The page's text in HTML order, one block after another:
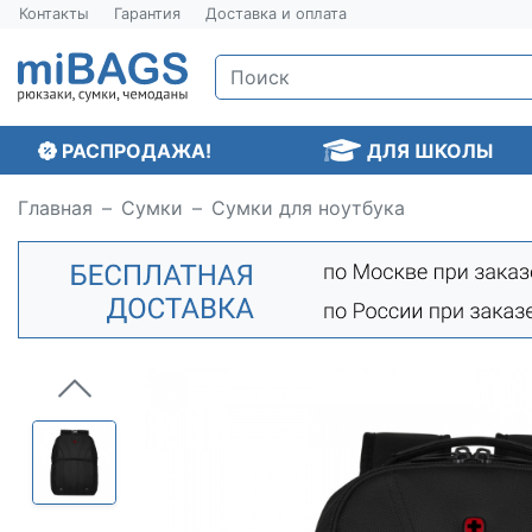
Контакты Гарантия Доставка и оплата
РАСПРОДАЖА! ДЛЯ ШКОЛЫ
Главная Сумки Сумки для ноутбука